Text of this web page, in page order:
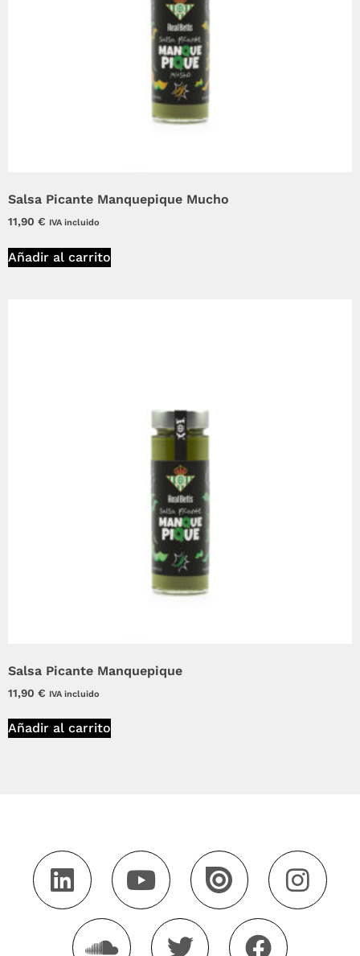
Salsa Picante Manquepique Mucho
11,90 € IVA incluido
Añadir al carrito
Salsa Picante Manquepique
11,90 € IVA incluido
Añadir al carrito